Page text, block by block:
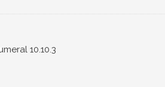
10.10.3